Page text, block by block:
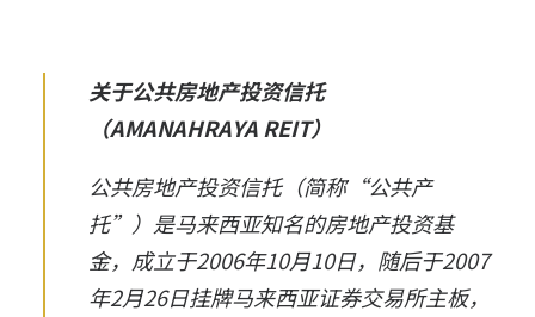
关于公共房地产投资信托
（AMANAHRAYA REIT）
公共房地产投资信托（简称“公共产
托”）是马来西亚知名的房地产投资基
金，成立于2006年10月10日，随后于2007
年2月26日挂牌马来西亚证券交易所主板，